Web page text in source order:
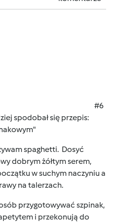
#6
spodobał się przepis:
spaghetti. Dosyć
dobrym żółtym serem,
w suchym naczyniu a
na talerzach.
przygotowywać szpinak,
i przekonują do